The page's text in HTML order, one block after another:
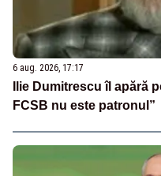
6 aug. 2026, 17:17
Ilie Dumitrescu îl apără
FCSB nu este patronul”